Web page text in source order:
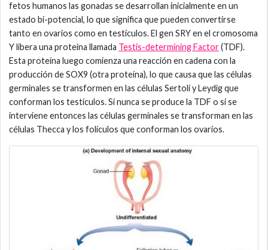
fetos humanos las gonadas se desarrollan inicialmente en un
estado bi-potencial, lo que significa que pueden convertirse
tanto en ovarios como en testículos. El gen SRY en el cromosoma
Y libera una proteina llamada Testis-determining Factor(TDF).
Esta proteína luego comienza una reacción en cadena con la
producción de SOX9 (otra proteína), lo que causa que las células
germinales se transformen en las células Sertoli y Leydig que
conforman los testículos. Si nunca se produce la TDF o si se
interviene entonces las células germinales se transforman en las
células Thecca y los folículos que conforman los ovarios.